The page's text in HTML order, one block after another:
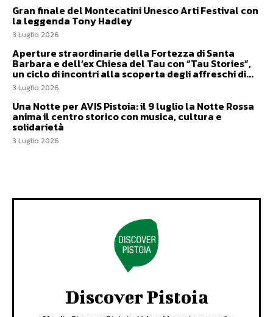
Gran finale del Montecatini Unesco Arti Festival con
la leggenda Tony Hadley
3 Luglio 2026
Aperture straordinarie della Fortezza di Santa
Barbara e dell’ex Chiesa del Tau con “Tau Stories”,
un ciclo di incontri alla scoperta degli affreschi di...
3 Luglio 2026
Una Notte per AVIS Pistoia: il 9 luglio la Notte Rossa
anima il centro storico con musica, cultura e
solidarietà
3 Luglio 2026
Discover Pistoia